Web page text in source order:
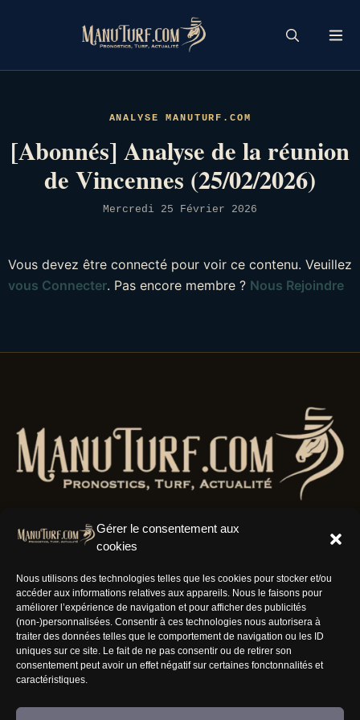
Gérer le consentement aux
cookies
Nous utilisons des technologies telles que les cookies pour stocker et/ou
accéder aux informations relatives aux appareils. Nous le faisons pour
améliorer l’expérience de navigation et pour afficher des publicités
(non-)personnalisées. Consentir à ces technologies nous autorisera à
traiter des données telles que le comportement de navigation ou les ID
uniques sur ce site. Le fait de ne pas consentir ou de retirer son
consentement peut avoir un effet négatif sur certaines fonctonnalités et
caractéristiques.
ANALYSE MANUTURF.COM
[Abonnés] Analyse de la réunion
de Vincennes (25/02/2026)
Mercredi 25 Février 2026
Vous devez être connecté pour voir ce contenu. Veuillez
vous Connecter. Pas encore membre ? Nous Rejoindre
Informations
Nous rejoindre